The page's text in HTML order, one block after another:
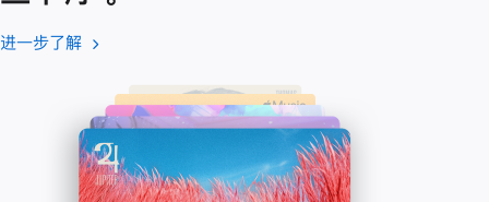
注
进一步了解 进
了
解
-
(在
口
中
打